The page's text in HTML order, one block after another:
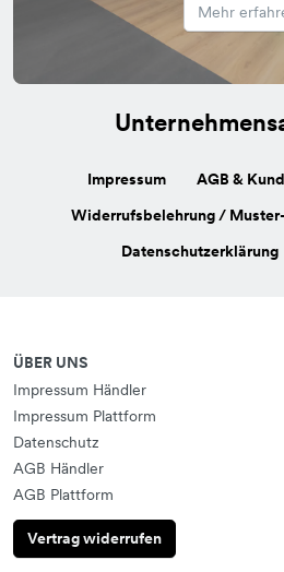
Mehr
Impressum
AGB &
Widerrufsbelehrung /
Datenschutzerklärung
ÜBER UNS
Impressum Händler
Impressum Plattform
Datenschutz
AGB Händler
AGB Plattform
Vertrag widerrufen